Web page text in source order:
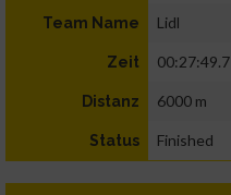
Team Name Lidl
Zeit 00:27:49.7
Distanz 6000 m
Status Finished